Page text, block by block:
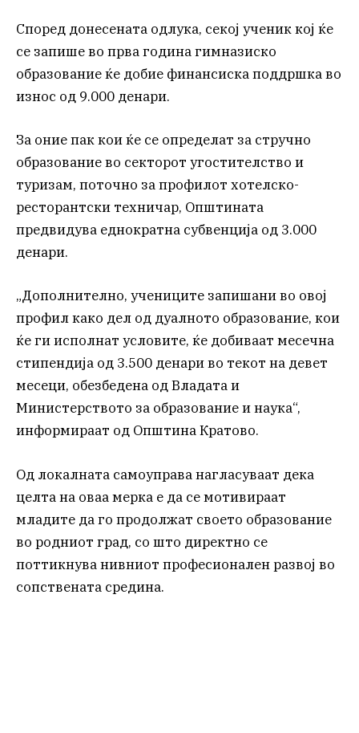
Според донесената одлука, секој ученик кој ќе
се запише во прва година гимназиско
образование ќе добие финансиска поддршка во
износ од 9.000 денари.
За оние пак кои ќе се определат за стручно
образование во секторот угостителство и
туризам, поточно за профилот хотелско-
ресторантски техничар, Општината
предвидува еднократна субвенција од 3.000
денари.
„Дополнително, учениците запишани во овој
профил како дел од дуалното образование, кои
ќе ги исполнат условите, ќе добиваат месечна
стипендија од 3.500 денари во текот на девет
месеци, обезбедена од Владата и
Министерството за образование и наука“,
информираат од Општина Кратово.
Од локалната самоуправа нагласуваат дека
целта на оваа мерка е да се мотивираат
младите да го продолжат своето образование
во родниот град, со што директно се
поттикнува нивниот професионален развој во
сопствената средина.